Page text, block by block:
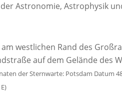
Astronomie, Astrophysik
am westlichen Rand des
auf dem Gelände des
der Sternwarte: Potsdam Datum 48°